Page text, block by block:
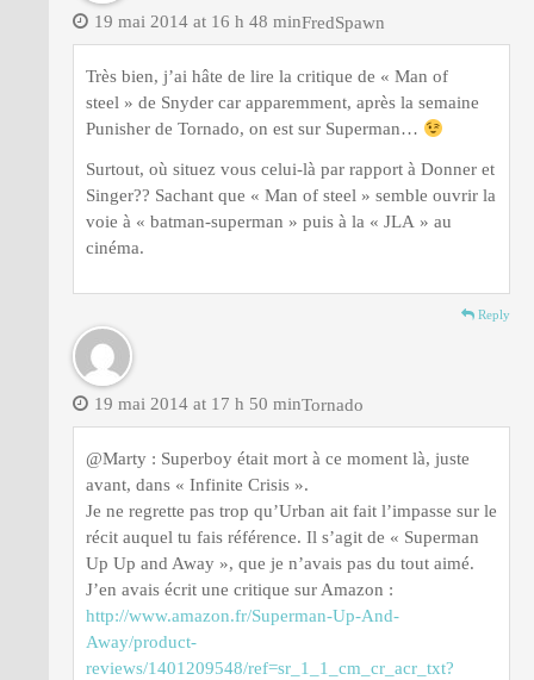
FredSpawn
19 mai 2014 at 16 h 48 min
Très bien, j’ai hâte de lire la critique de « Man of
steel » de Snyder car apparemment, après la semaine
Punisher de Tornado, on est sur Superman…
Surtout, où situez vous celui-là par rapport à Donner et
Singer?? Sachant que « Man of steel » semble ouvrir la
voie à « batman-superman » puis à la « JLA » au
cinéma.
Reply
Tornado
19 mai 2014 at 17 h 50 min
@Marty : Superboy était mort à ce moment là, juste
avant, dans « Infinite Crisis ».
Je ne regrette pas trop qu’Urban ait fait l’impasse sur le
récit auquel tu fais référence. Il s’agit de « Superman
Up Up and Away », que je n’avais pas du tout aimé.
J’en avais écrit une critique sur Amazon :
http://www.amazon.fr/Superman-Up-And-
Away/product-
reviews/1401209548/ref=sr_1_1_cm_cr_acr_txt?